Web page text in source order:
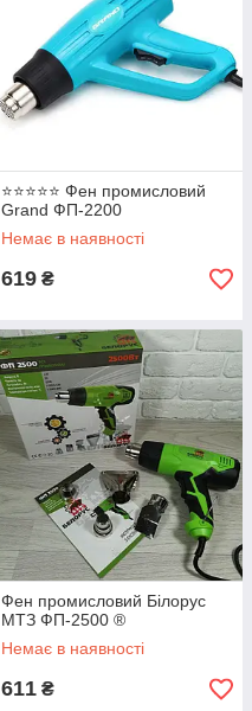
⭐⭐⭐⭐⭐ Фен промисловий
Grand ФП-2200
Немає в наявності
619 ₴
Фен промисловий Білорус
МТЗ ФП-2500 ®
Немає в наявності
611 ₴